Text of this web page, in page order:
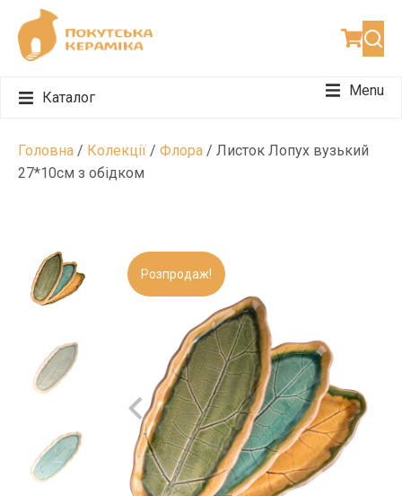
Menu
Каталог
Головна / Колекції / Флора / Листок Лопух вузький
27*10см з обідком
Розпродаж!